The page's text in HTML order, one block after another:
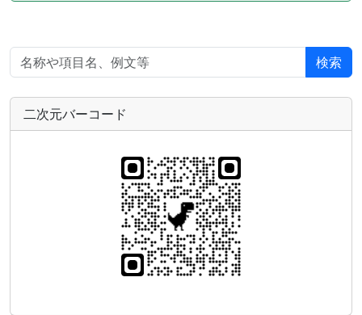
検索
二次元バーコード